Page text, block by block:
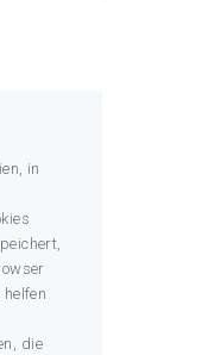
in
die